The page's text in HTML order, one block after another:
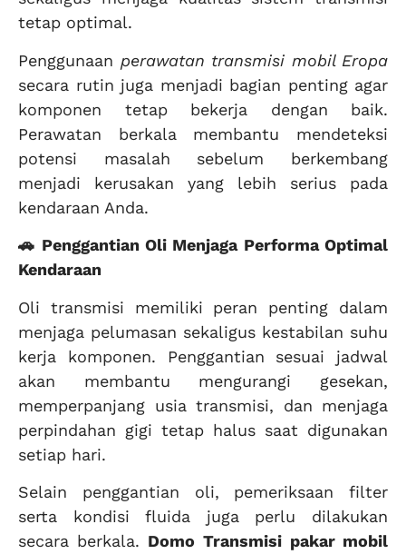
tetap optimal.
Penggunaan perawatan transmisi mobil Eropa
secara rutin juga menjadi bagian penting agar
komponen tetap bekerja dengan baik.
Perawatan berkala membantu mendeteksi
potensi masalah sebelum berkembang
menjadi kerusakan yang lebih serius pada
kendaraan Anda.
🚗 Penggantian Oli Menjaga Performa Optimal
Kendaraan
Oli transmisi memiliki peran penting dalam
menjaga pelumasan sekaligus kestabilan suhu
kerja komponen. Penggantian sesuai jadwal
akan membantu mengurangi gesekan,
memperpanjang usia transmisi, dan menjaga
perpindahan gigi tetap halus saat digunakan
setiap hari.
Selain penggantian oli, pemeriksaan filter
serta kondisi fluida juga perlu dilakukan
secara berkala. Domo Transmisi pakar mobil